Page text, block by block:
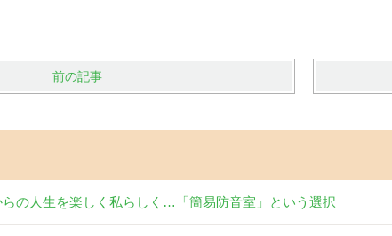
前の記事
らの人生を楽しく私らしく…「簡易防音室」という選択